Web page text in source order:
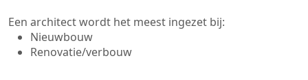
Een architect wordt het meest ingezet bij:
Nieuwbouw
Renovatie/verbouw